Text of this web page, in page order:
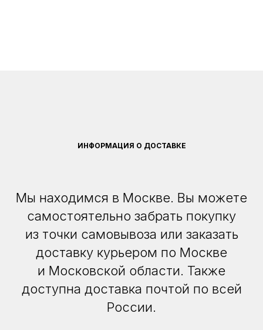
ИНФОРМАЦИЯ О ДОСТАВКЕ
Мы находимся в Москве. Вы можете
самостоятельно забрать покупку
из точки самовывоза или заказать
доставку курьером по Москве
и Московской области. Также
доступна доставка почтой по всей
России.